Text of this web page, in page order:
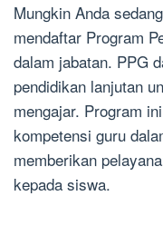
Mungkin Anda
mendaftar Program
dalam jabatan. PPG
pendidikan lanjutan
mengajar. Program
kompetensi guru
memberikan
kepada siswa.